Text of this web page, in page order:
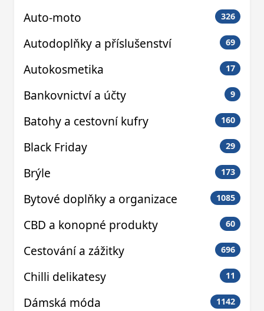
Auto-moto 326
Autodoplňky a příslušenství 69
Autokosmetika 17
Bankovnictví a účty 9
Batohy a cestovní kufry 160
Black Friday 29
Brýle 173
Bytové doplňky a organizace 1085
CBD a konopné produkty 60
Cestování a zážitky 696
Chilli delikatesy 11
Dámská móda 1142